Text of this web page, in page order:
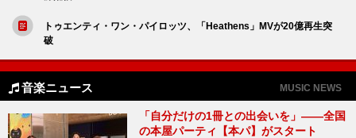
トゥエンティ・ワン・パイロッツ、「Heathens」MVが20億再生突
破
音楽ニュース MUSIC NEWS
「自分だけの1冊との出会いを」――全国
の本屋パーティ【本パ】がスタート